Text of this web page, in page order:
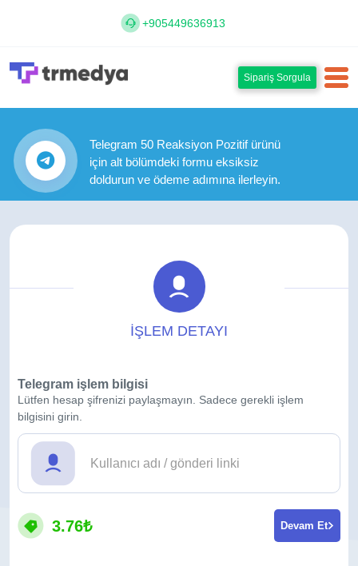
+905449636913
Sipariş Sorgula
Telegram 50 Reaksiyon Pozitif ürünü
için alt bölümdeki formu eksiksiz
doldurun ve ödeme adımına ilerleyin.
İŞLEM DETAYI
Telegram işlem bilgisi
Lütfen hesap şifrenizi paylaşmayın. Sadece gerekli işlem
bilgisini girin.
3.76₺ Devam Et